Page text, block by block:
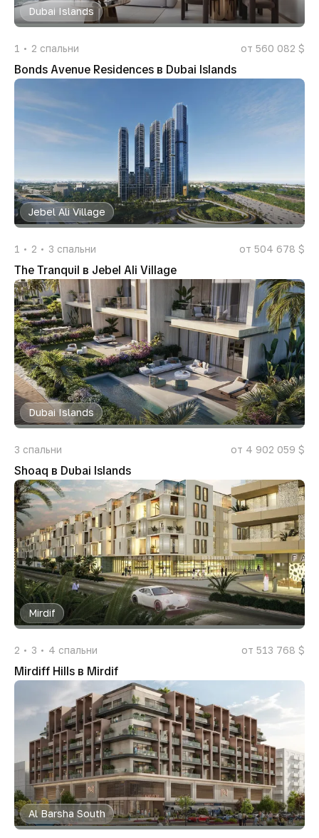
Dubai Islands
1 2 спальни от 560 082 $
Bonds Avenue Residences в Dubai Islands
Jebel Ali Village
1 2 3 спальни от 504 678 $
The Tranquil в Jebel Ali Village
Dubai Islands
3 спальни от 4 902 059 $
Shoaq в Dubai Islands
Mirdif
2 3 4 спальни от 513 768 $
Mirdiff Hills в Mirdif
Al Barsha South